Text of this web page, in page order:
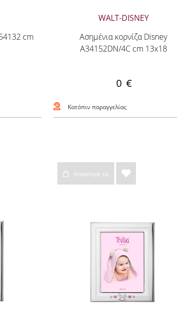
cm
WALT-DISNEY
Ασημένια κορνίζα Disney
A34152DN/4C cm 13x18
0 €
Κατόπιν παραγγελίας
Απόκτησε το